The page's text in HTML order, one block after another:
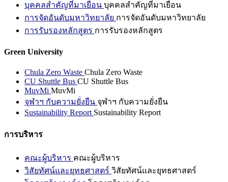
บุคคลสำคัญที่มาเยือน บุคคลสำคัญที่มาเยือน
การจัดอันดับมหาวิทยาลัย การจัดอันดับมหาวิทยาลัย
การรับรองหลักสูตร การรับรองหลักสูตร
Green University
Chula Zero Waste Chula Zero Waste
CU Shuttle Bus CU Shuttle Bus
MuvMi MuvMi
จุฬาฯ กับความยั่งยืน จุฬาฯ กับความยั่งยืน
Sustainability Report Sustainability Report
การบริหาร
คณะผู้บริหาร คณะผู้บริหาร
วิสัยทัศน์และยุทธศาสตร์ วิสัยทัศน์และยุทธศาสตร์